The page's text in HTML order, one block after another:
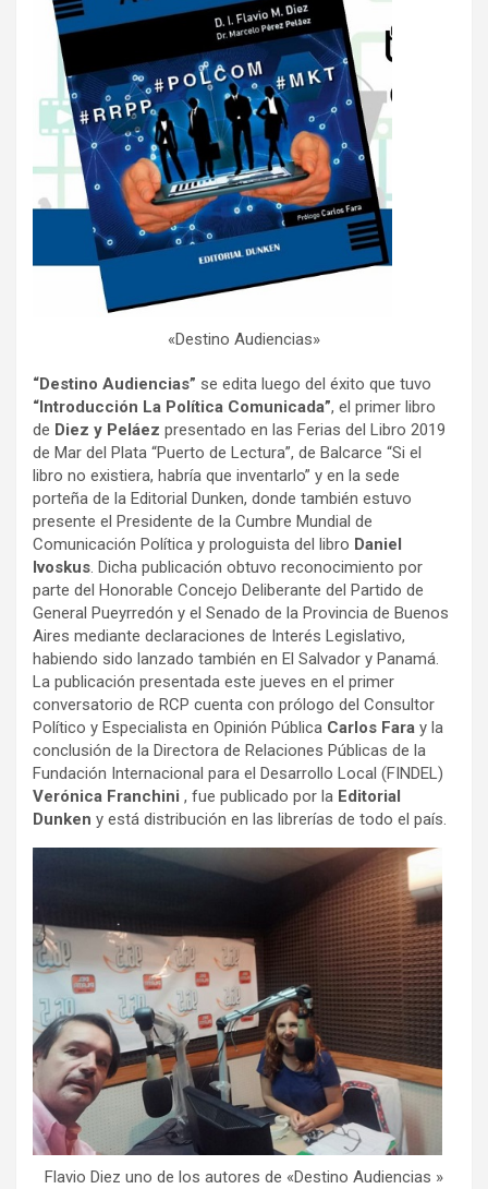
«Destino Audiencias»
“Destino Audiencias” se edita luego del éxito que tuvo
“Introducción La Política Comunicada”, el primer libro
de Diez y Peláez presentado en las Ferias del Libro 2019
de Mar del Plata “Puerto de Lectura”, de Balcarce “Si el
libro no existiera, habría que inventarlo” y en la sede
porteña de la Editorial Dunken, donde también estuvo
presente el Presidente de la Cumbre Mundial de
Comunicación Política y prologuista del libro Daniel
Ivoskus. Dicha publicación obtuvo reconocimiento por
parte del Honorable Concejo Deliberante del Partido de
General Pueyrredón y el Senado de la Provincia de Buenos
Aires mediante declaraciones de Interés Legislativo,
habiendo sido lanzado también en El Salvador y Panamá.
La publicación presentada este jueves en el primer
conversatorio de RCP cuenta con prólogo del Consultor
Político y Especialista en Opinión Pública Carlos Fara y la
conclusión de la Directora de Relaciones Públicas de la
Fundación Internacional para el Desarrollo Local (FINDEL)
Verónica Franchini , fue publicado por la Editorial
Dunken y está distribución en las librerías de todo el país.
Flavio Diez uno de los autores de «Destino Audiencias »